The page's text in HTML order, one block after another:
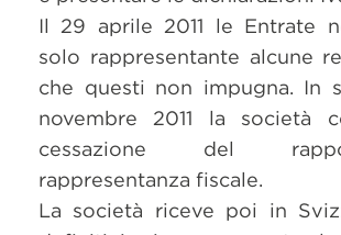
Il 29 aprile 2011 le Entrate
solo rappresentante alcune
che questi non impugna. In
novembre 2011 la società
cessazione del
rappresentanza fiscale.
La società riceve poi in